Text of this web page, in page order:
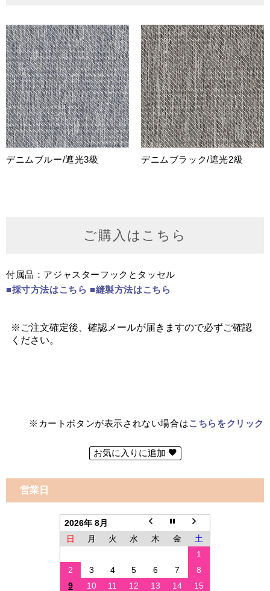
デニムブルー/遮光3級 デニムブラック/遮光2級
ご購入はこちら
付属品：アジャスターフックとタッセル
■採寸方法はこちら ■縫製方法はこちら
※カートボタンが表示されない場合はこちらをクリック
お気に入りに追加
営業日
2026年 8月
日
月 火 水 木 金
土
1
2
3 4 5 6 7
8
9
10 11 12 13 14
15